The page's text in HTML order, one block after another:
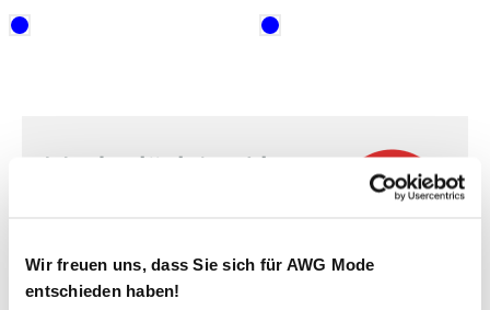
Wir freuen uns, dass Sie sich für AWG Mode
entschieden haben!
Modeglück im Abo:
Jetzt anmelden und einen 10% Gutscheinfür Ihren nächsten
Einkauf in unserem Online-Shop sichern.